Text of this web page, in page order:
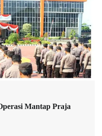
Mantap Praja